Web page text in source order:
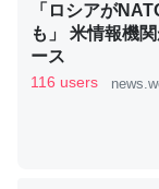
これを元に考
類は苦労してる
ジになったり努
─ニュース :: 【研
「ロシアが
も」 米情報機
ース
116 users